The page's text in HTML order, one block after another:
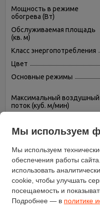
Мощность в режиме
обогрева (Вт)
Обслуживаемая площадь
(кв. м)
Класс энергопотребления
Цвет
Основные режимы
Максимальный воздушный
поток (куб. м/мин)
управления
выключения
Тип хладагента
Фаза
Регулировка скорости
вращения вентилятора
Мы используем
Мы используем
обеспечения работы
использовать
cookie, чтобы улучшать
посещаемость и
Подробнее — в политике